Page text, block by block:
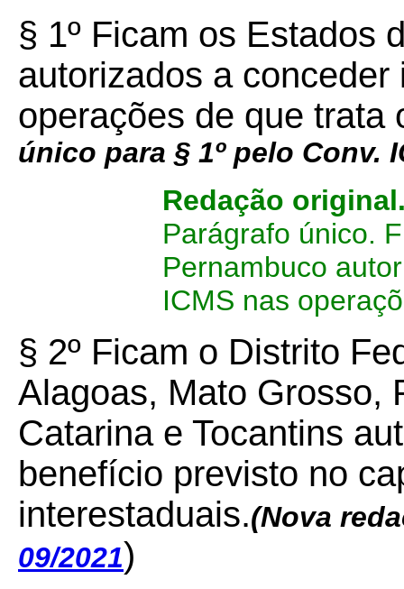
§ 1º Ficam os Estados
autorizados a
operações de que trata
único para § 1º pelo Conv.
Redação
Parágrafo único.
Pernambuco
ICMS nas
§ 2º Ficam o Distrito
Alagoas, Mato Grosso,
Catarina e Tocantins
benefício previsto no
interestaduais.(Nova
09/2021)